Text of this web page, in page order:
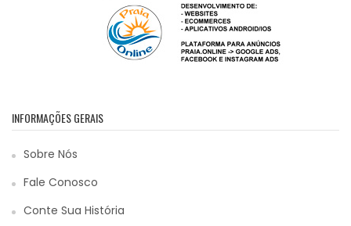
INFORMAÇÕES GERAIS
Sobre Nós
Fale Conosco
Conte Sua História